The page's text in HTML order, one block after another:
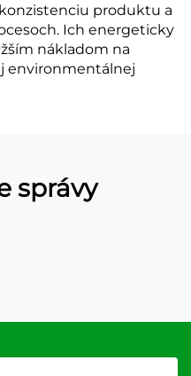
produktu a
Ich energeticky
nákladom na
environmentálnej
správy